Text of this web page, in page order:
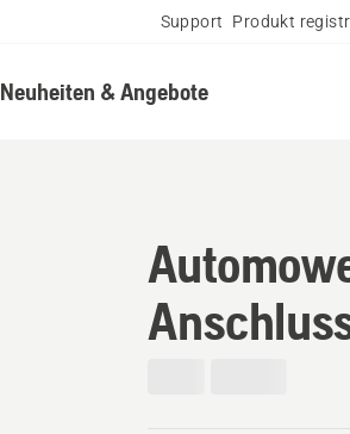
Support Produkt
Neuheiten & Angebote